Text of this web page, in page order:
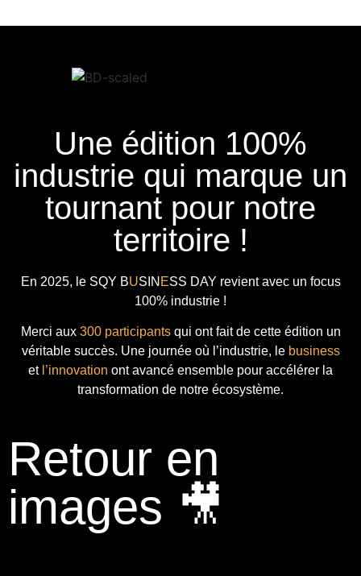
Une édition 100%
industrie qui marque un
tournant pour notre
territoire !
En 2025, le SQY BUSIN ESS DAY revient avec un focus
100% industrie !
Merci aux 300 participantsqui ont fait de cette édition un
véritable succès. Une journée où l’industrie, le business
et l’innovation ont avancé ensemble pour accélérer la
transformation de notre écosystème.
Retour en
images 🎥